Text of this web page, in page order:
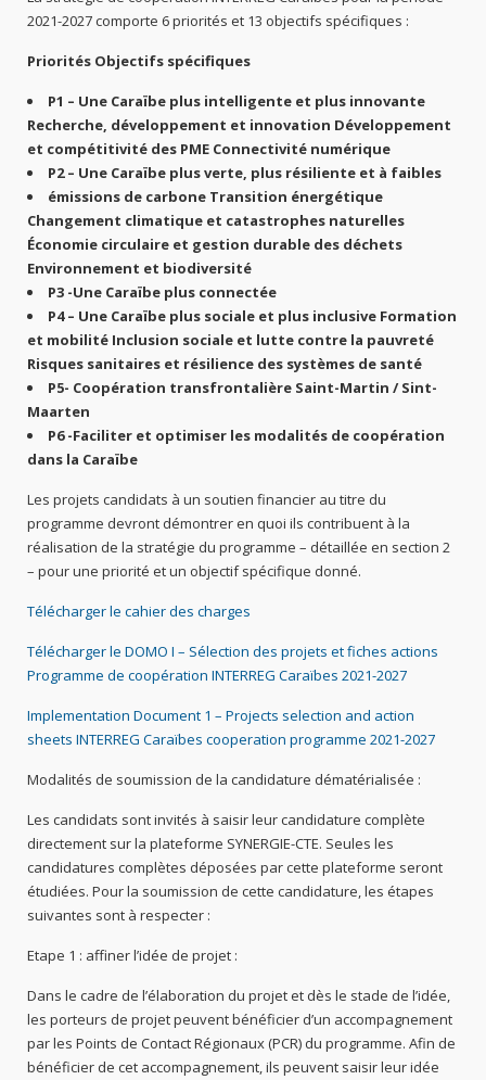
2021-2027 comporte 6 priorités et 13 objectifs spécifiques :
Priorités Objectifs spécifiques
P1 – Une Caraïbe plus intelligente et plus innovante
Recherche, développement et innovation Développement
et compétitivité des PME Connectivité numérique
P2 – Une Caraïbe plus verte, plus résiliente et à faibles
émissions de carbone Transition énergétique
Changement climatique et catastrophes naturelles
Économie circulaire et gestion durable des déchets
Environnement et biodiversité
P3 -Une Caraïbe plus connectée
P4 – Une Caraïbe plus sociale et plus inclusive Formation
et mobilité Inclusion sociale et lutte contre la pauvreté
Risques sanitaires et résilience des systèmes de santé
P5- Coopération transfrontalière Saint-Martin / Sint-
Maarten
P6 -Faciliter et optimiser les modalités de coopération
dans la Caraïbe
Les projets candidats à un soutien financier au titre du
programme devront démontrer en quoi ils contribuent à la
réalisation de la stratégie du programme – détaillée en section 2
– pour une priorité et un objectif spécifique donné.
Télécharger le cahier des charges
Télécharger le DOMO I – Sélection des projets et fiches actions
Programme de coopération INTERREG Caraïbes 2021-2027
Implementation Document 1 – Projects selection and action
sheets INTERREG Caraïbes cooperation programme 2021-2027
Modalités de soumission de la candidature dématérialisée :
Les candidats sont invités à saisir leur candidature complète
directement sur la plateforme SYNERGIE-CTE. Seules les
candidatures complètes déposées par cette plateforme seront
étudiées. Pour la soumission de cette candidature, les étapes
suivantes sont à respecter :
Etape 1 : affiner l’idée de projet :
Dans le cadre de l’élaboration du projet et dès le stade de l’idée,
les porteurs de projet peuvent bénéficier d’un accompagnement
par les Points de Contact Régionaux (PCR) du programme. Afin de
bénéficier de cet accompagnement, ils peuvent saisir leur idée